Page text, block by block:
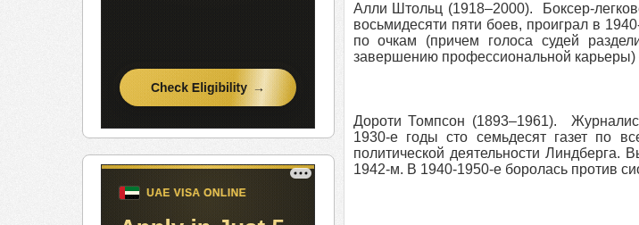
Алли Штольц (1918–2000). Боксер-
восьмидесяти пяти боев, проиграл в
по очкам (причем голоса судей
завершению профессиональной
Дороти Томпсон (1893–1961).
1930-е годы сто семьдесят газет по
политической деятельности
1942-м. В 1940-1950-е боролась против